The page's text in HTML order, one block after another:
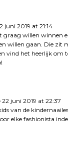
juni 2019 at 21:14
graag willen winnen
willen gaan. Die zit
vind het heerlijk om
22 juni 2019 at 22:37
van de
elke fashionista